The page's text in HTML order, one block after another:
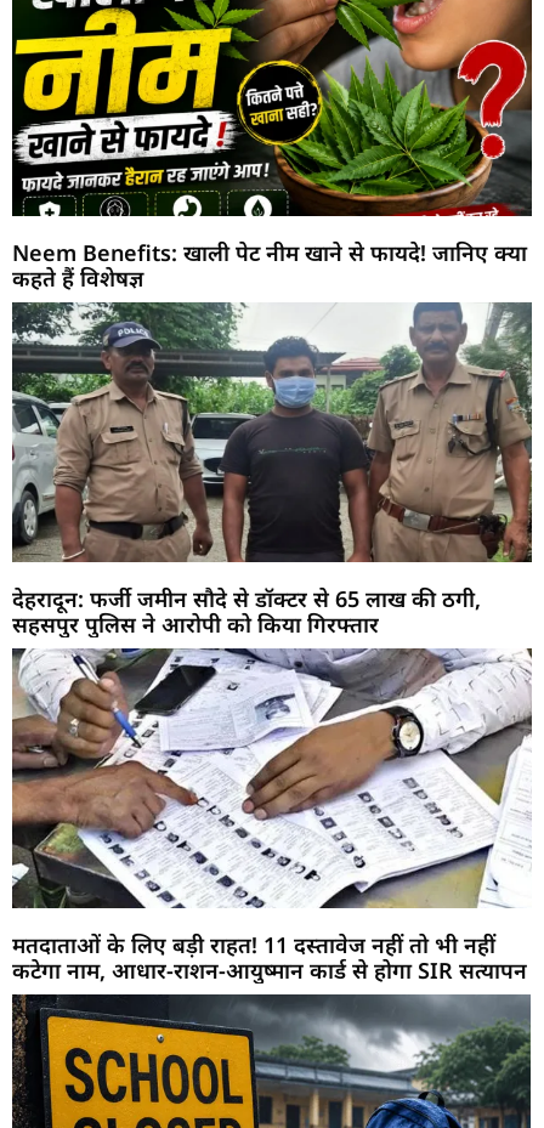
Neem Benefits: खाली पेट नीम खाने से फायदे! जानिए क्या
कहते हैं विशेषज्ञ
देहरादून: फर्जी जमीन सौदे से डॉक्टर से 65 लाख की ठगी,
सहसपुर पुलिस ने आरोपी को किया गिरफ्तार
मतदाताओं के लिए बड़ी राहत! 11 दस्तावेज नहीं तो भी नहीं
कटेगा नाम, आधार-राशन-आयुष्मान कार्ड से होगा SIR सत्यापन